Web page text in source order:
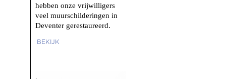
hebben onze vrijwilligers
veel muurschilderingen in
Deventer gerestaureerd.
BEKIJK